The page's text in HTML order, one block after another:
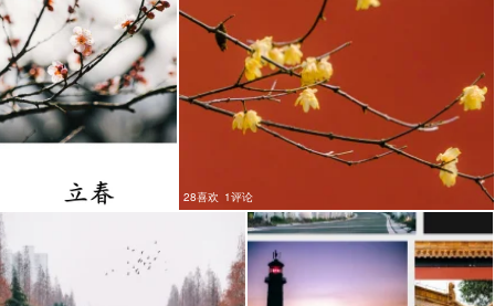
28喜欢 1评论